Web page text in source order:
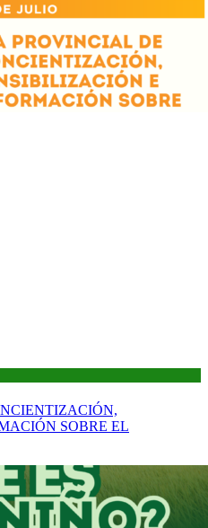
SOBRE EL